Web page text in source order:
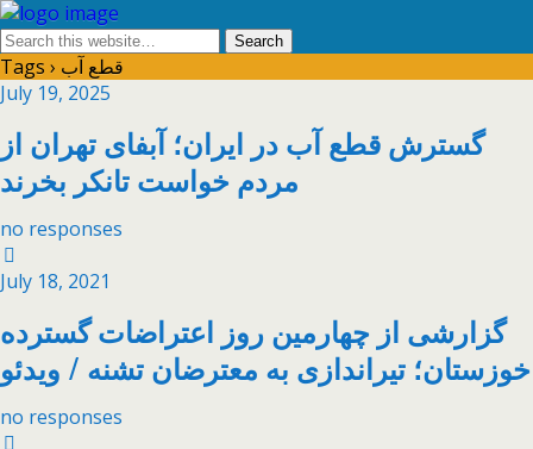
Tags › قطع آب
July 19, 2025
گسترش قطع آب در ایران؛ آبفای تهران از
مردم خواست تانکر بخرند
no responses
July 18, 2021
گزارشی از چهارمین روز اعتراضات گسترده
خوزستان؛ تیراندازی به معترضان تشنه / ویدئو
no responses